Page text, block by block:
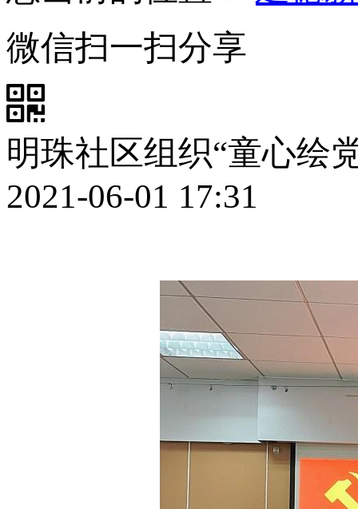
微信扫一扫分享
明珠社区组织“童心绘
2021-06-01 17:31